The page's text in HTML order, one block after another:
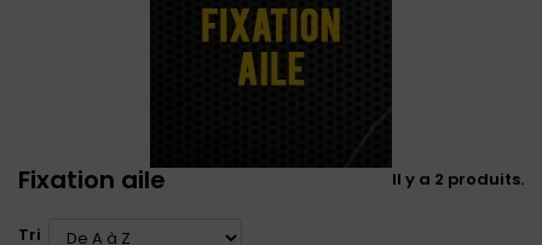
Fixation aile Il y a 2 produits.
Tri